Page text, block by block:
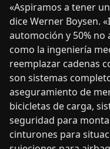
«Aspiramos a tener
dice Werner Boysen.
automoción y 50%
como la ingeniería
reemplazar cadenas
son sistemas
aseguramiento de
bicicletas de carga,
seguridad para
cinturones para